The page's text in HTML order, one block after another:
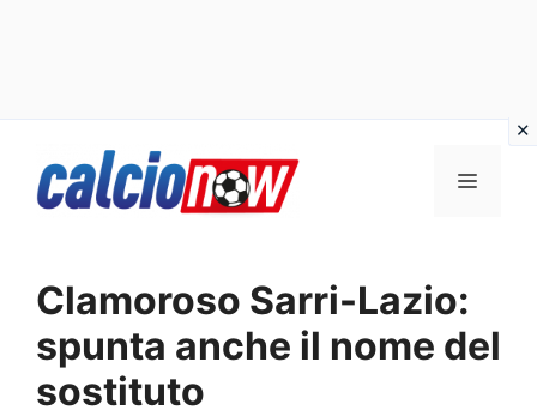
Menu
Clamoroso Sarri-Lazio:
spunta anche il nome del
sostituto